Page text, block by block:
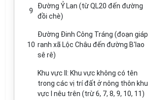
9
Đường Ỷ Lan (từ QL20 đến đường
đồi chè)
10
Đường Đinh Công Tráng (đoạn giáp
ranh xã Lộc Châu đến đường B'lao
sê rê)
Khu vực II: Khu vực không có tên
trong các vị trí đất ở nông thôn khu
vực I nêu trên (trừ 6, 7, 8, 9, 10, 11)